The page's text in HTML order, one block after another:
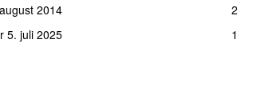
2014
2
5. juli 2025 1